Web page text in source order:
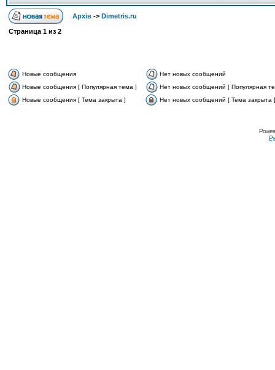
Архів -> Dimetris.ru
Страница 1 из 2
Новые сообщения
Нет новых сообщений
Новые сообщения [ Популярная тема ]
Нет новых сообщений [ Популярная
Новые сообщения [ Тема закрыта ]
Нет новых сообщений [ Тема закрыта ]